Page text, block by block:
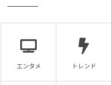
エンタメ トレンド